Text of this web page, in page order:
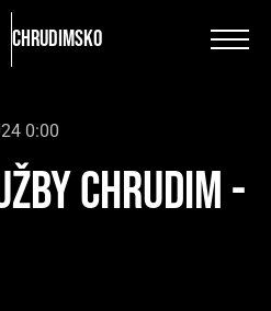
Chrudimsko
0:00
CHRUDIM -